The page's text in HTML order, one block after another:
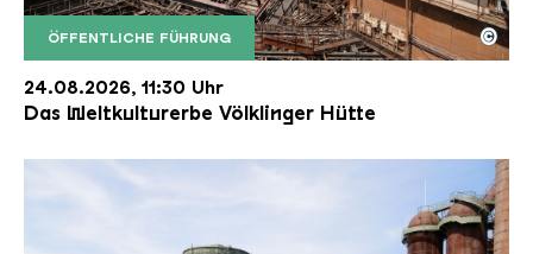
ÖFFENTLICHE FÜHRUNG
Der Erzschrägaufzug der Völklinger Hütte mit
Copyright: Weltkulturerbe Völklinger Hütte | Karl
©
24.08.2026, 11:30 Uhr
Das Weltkulturerbe Völklinger Hütte